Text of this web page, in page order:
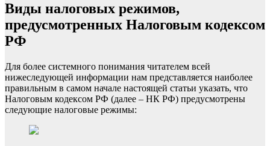
Виды налоговых режимов,
предусмотренных Налоговым кодексом
РФ
Для более системного понимания читателем всей
нижеследующей информации нам представляется наиболее
правильным в самом начале настоящей статьи указать, что
Налоговым кодексом РФ (далее – НК РФ) предусмотрены
следующие налоговые режимы: